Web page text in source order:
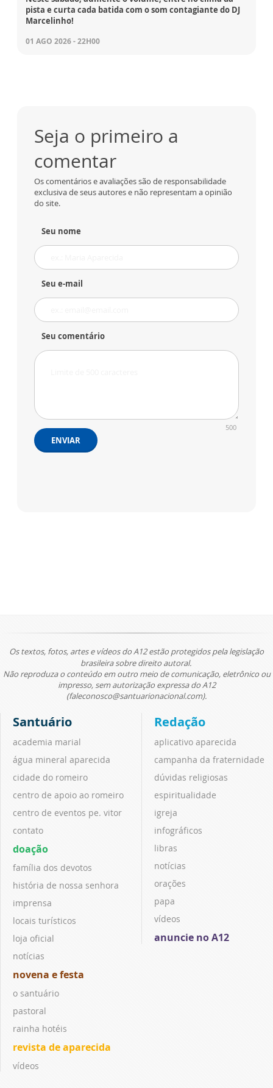
pista e curta cada batida com o som contagiante do DJ
Marcelinho!
01 AGO 2026 - 22H00
Seja o primeiro a
comentar
Os comentários e avaliações são de responsabilidade
exclusiva de seus autores e não representam a opinião
do site.
Seu nome
Seu e-mail
Seu comentário
500
ENVIAR
Os textos, fotos, artes e vídeos do A12 estão protegidos pela legislação
brasileira sobre direito autoral.
Não reproduza o conteúdo em outro meio de comunicação, eletrônico ou
impresso, sem autorização expressa do A12
(faleconosco@santuarionacional.com).
Santuário
academia marial
água mineral aparecida
cidade do romeiro
centro de apoio ao romeiro
centro de eventos pe. vitor
contato
doação
família dos devotos
história de nossa senhora
imprensa
locais turísticos
loja oficial
notícias
novena e festa
o santuário
pastoral
rainha hotéis
revista de aparecida
vídeos
Redação
aplicativo aparecida
campanha da fraternidade
dúvidas religiosas
espiritualidade
igreja
infográficos
libras
notícias
orações
papa
vídeos
anuncie no A12